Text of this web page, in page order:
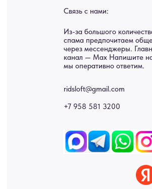
Доставка
© 2015-2026 Все права защищены. Не является офертой,
Блог
• Договор публичной оферты
• Политика обработки персональных данных
Купить межкомнатные распашные двери, входные двери, амбарные
двери, раздвижные двери, подвесные двери, интерьерные картины,